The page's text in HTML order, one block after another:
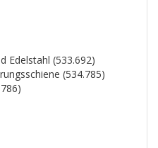
Edelstahl (533.692)
(534.785)